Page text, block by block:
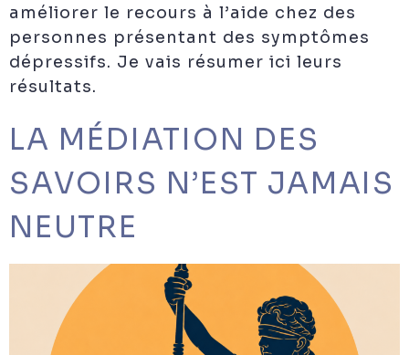
améliorer le recours à l’aide chez des
personnes présentant des symptômes
dépressifs. Je vais résumer ici leurs
résultats.
LA MÉDIATION DES
SAVOIRS N’EST JAMAIS
NEUTRE